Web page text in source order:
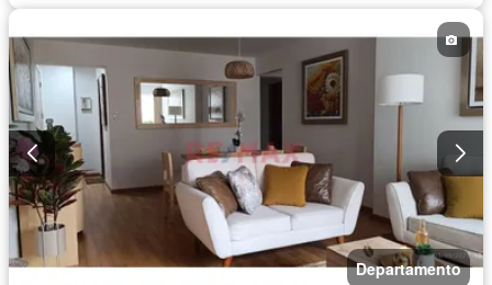
Departamento